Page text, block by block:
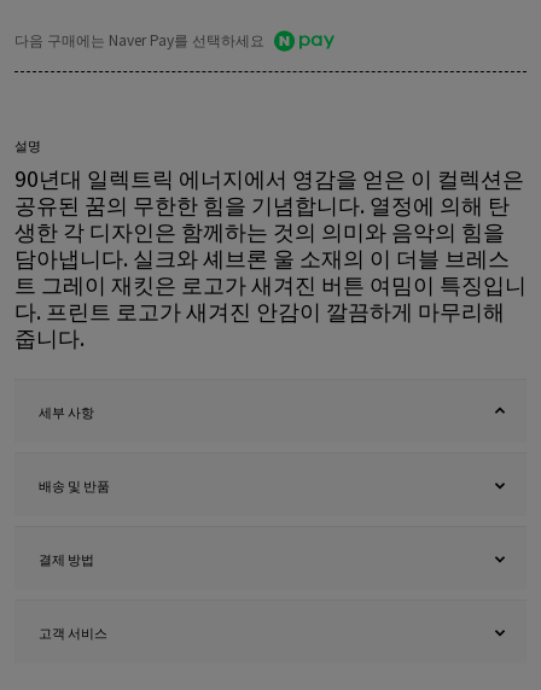
다음 구매에는 Naver Pay를 선택하세요
설명
90년대 일렉트릭 에너지에서 영감을 얻은 이 컬렉션은
공유된 꿈의 무한한 힘을 기념합니다. 열정에 의해 탄
생한 각 디자인은 함께하는 것의 의미와 음악의 힘을
담아냅니다. 실크와 셰브론 울 소재의 이 더블 브레스
트 그레이 재킷은 로고가 새겨진 버튼 여밈이 특징입니
다. 프린트 로고가 새겨진 안감이 깔끔하게 마무리해
줍니다.
세부 사항
배송 및 반품
결제 방법
고객 서비스